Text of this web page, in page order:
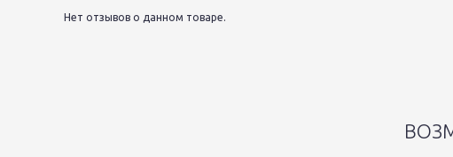
Нет отзывов о данном товаре.